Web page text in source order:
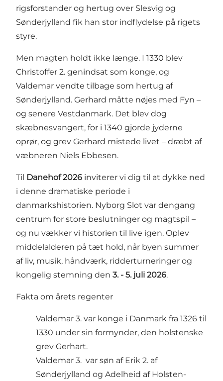
rigsforstander og hertug over Slesvig og
Sønderjylland fik han stor indflydelse på rigets
styre.
Men magten holdt ikke længe. I 1330 blev
Christoffer 2. genindsat som konge, og
Valdemar vendte tilbage som hertug af
Sønderjylland. Gerhard måtte nøjes med Fyn –
og senere Vestdanmark. Det blev dog
skæbnesvangert, for i 1340 gjorde jyderne
oprør, og grev Gerhard mistede livet – dræbt af
væbneren Niels Ebbesen.
Til Danehof 2026 inviterer vi dig til at dykke ned
i denne dramatiske periode i
danmarkshistorien. Nyborg Slot var dengang
centrum for store beslutninger og magtspil –
og nu vækker vi historien til live igen. Oplev
middelalderen på tæt hold, når byen summer
af liv, musik, håndværk, ridderturneringer og
kongelig stemning den 3. - 5. juli 2026.
Fakta om årets regenter
Valdemar 3. var konge i Danmark fra 1326 til
1330 under sin formynder, den holstenske
grev Gerhart.
Valdemar 3. var søn af Erik 2. af
Sønderjylland og Adelheid af Holsten-